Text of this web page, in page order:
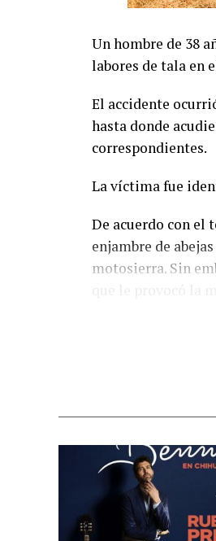
Un hombre de 38
labores de tala en
El accidente
hasta donde
correspondientes.
La víctima fue
De acuerdo con
enjambre de
motosierra. Sin
Personal de la
La autoridad